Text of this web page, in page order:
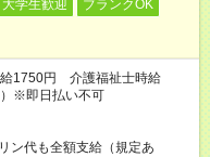
大学生歓迎
ブランクOK
1750円 介護福祉士時給
※即日払い不可
代も全額支給（規定あ